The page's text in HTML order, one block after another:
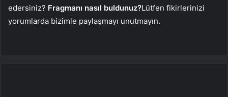
edersiniz? Fragmanı nasıl buldunuz?Lütfen fikirlerinizi
yorumlarda bizimle paylaşmayı unutmayın.